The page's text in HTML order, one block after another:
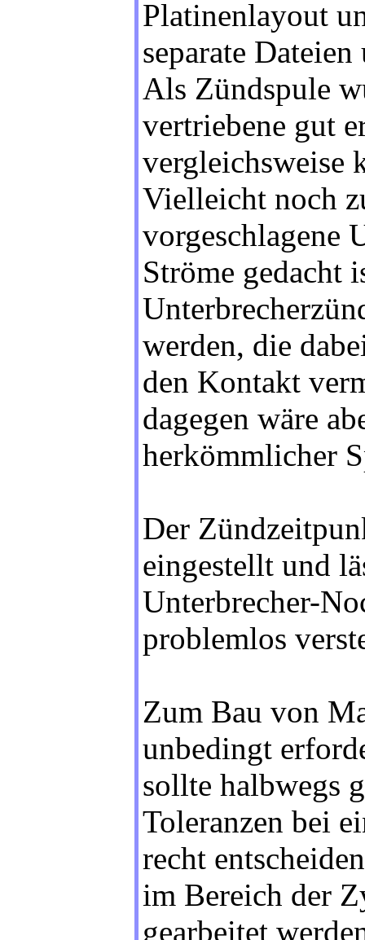
Platinenlayout
separate
Als Zündspule
vertriebene gut
vergleichsweise
Vielleicht noch
vorgeschlagene
Ströme gedacht
werden, die
den Kontakt
dagegen wäre
herkömmlicher
Der
eingestellt und
Unterbrecher-
problemlos
Zum Bau von
unbedingt
sollte halbwegs
Toleranzen bei
recht
im Bereich der
gearbeitet